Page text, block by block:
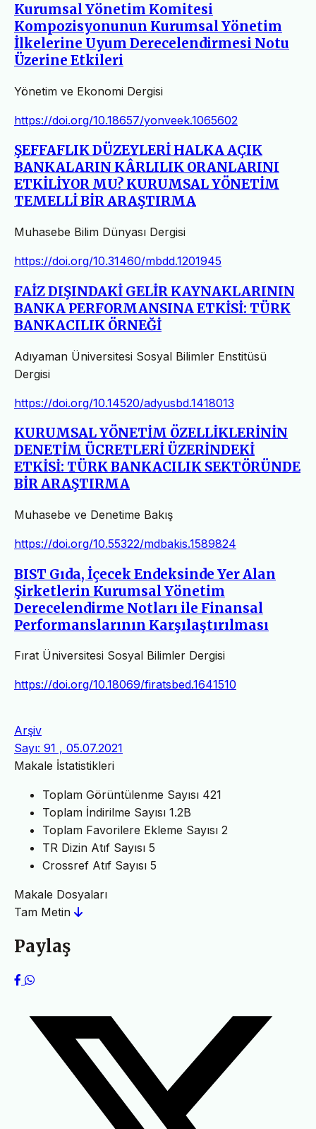
Kurumsal Yönetim Komitesi
Kompozisyonunun Kurumsal Yönetim
İlkelerine Uyum Derecelendirmesi Notu
Üzerine Etkileri
Yönetim ve Ekonomi Dergisi
https://doi.org/10.18657/yonveek.1065602
ŞEFFAFLIK DÜZEYLERİ HALKA AÇIK
BANKALARIN KÂRLILIK ORANLARINI
ETKİLİYOR MU? KURUMSAL YÖNETİM
TEMELLİ BİR ARAŞTIRMA
Muhasebe Bilim Dünyası Dergisi
https://doi.org/10.31460/mbdd.1201945
FAİZ DIŞINDAKİ GELİR KAYNAKLARININ
BANKA PERFORMANSINA ETKİSİ: TÜRK
BANKACILIK ÖRNEĞİ
Adıyaman Üniversitesi Sosyal Bilimler Enstitüsü
Dergisi
https://doi.org/10.14520/adyusbd.1418013
KURUMSAL YÖNETİM ÖZELLİKLERİNİN
DENETİM ÜCRETLERİ ÜZERİNDEKİ
ETKİSİ: TÜRK BANKACILIK SEKTÖRÜNDE
BİR ARAŞTIRMA
Muhasebe ve Denetime Bakış
https://doi.org/10.55322/mdbakis.1589824
BIST Gıda, İçecek Endeksinde Yer Alan
Şirketlerin Kurumsal Yönetim
Derecelendirme Notları ile Finansal
Performanslarının Karşılaştırılması
Fırat Üniversitesi Sosyal Bilimler Dergisi
https://doi.org/10.18069/firatsbed.1641510
Arşiv
Sayı: 91 , 05.07.2021
Makale İstatistikleri
Toplam Görüntülenme Sayısı 421
Toplam İndirilme Sayısı 1.2B
Toplam Favorilere Ekleme Sayısı 2
TR Dizin Atıf Sayısı 5
Crossref Atıf Sayısı 5
Makale Dosyaları
Tam Metin
Paylaş